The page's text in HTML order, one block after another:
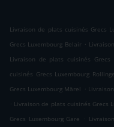
Livraison de plats cuisinés Grecs
Grecs Luxembourg Belair .
Livraison de plats cuisinés Grecs
cuisinés Grecs Luxembourg
Grecs Luxembourg Märel .
. Livraison de plats cuisinés Grecs
Grecs Luxembourg Gare
.